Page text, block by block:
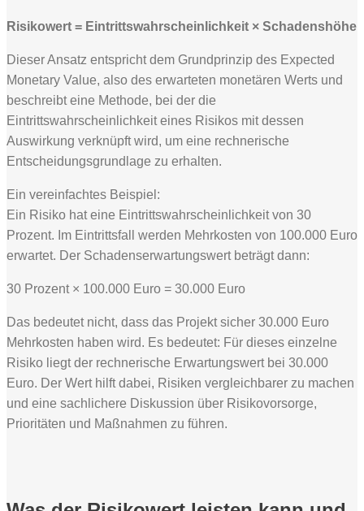
Risikowert = Eintrittswahrscheinlichkeit × Schadenshöhe
Dieser Ansatz entspricht dem Grundprinzip des Expected
Monetary Value, also des erwarteten monetären Werts und
beschreibt eine Methode, bei der die
Eintrittswahrscheinlichkeit eines Risikos mit dessen
Auswirkung verknüpft wird, um eine rechnerische
Entscheidungsgrundlage zu erhalten.
Ein vereinfachtes Beispiel:
Ein Risiko hat eine Eintrittswahrscheinlichkeit von 30
Prozent. Im Eintrittsfall werden Mehrkosten von 100.000 Euro
erwartet. Der Schadenserwartungswert beträgt dann:
30 Prozent × 100.000 Euro = 30.000 Euro
Das bedeutet nicht, dass das Projekt sicher 30.000 Euro
Mehrkosten haben wird. Es bedeutet: Für dieses einzelne
Risiko liegt der rechnerische Erwartungswert bei 30.000
Euro. Der Wert hilft dabei, Risiken vergleichbarer zu machen
und eine sachlichere Diskussion über Risikovorsorge,
Prioritäten und Maßnahmen zu führen.